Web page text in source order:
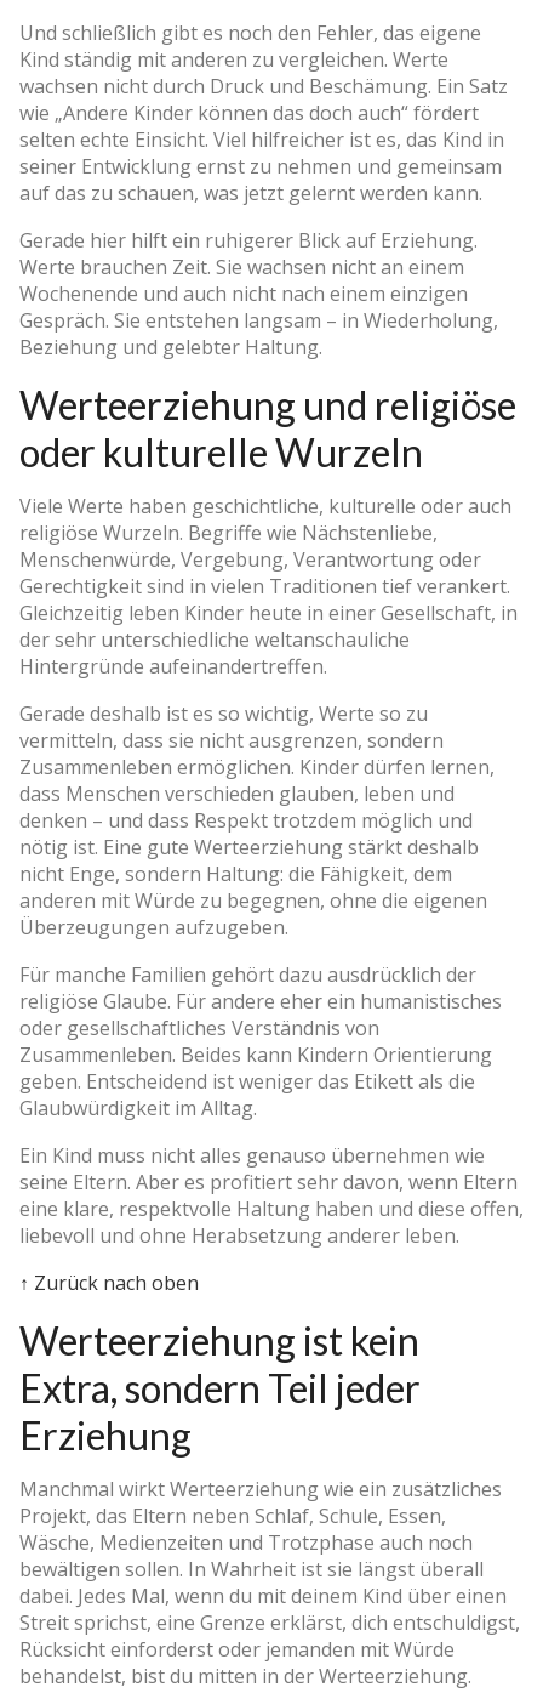
Und schließlich gibt es noch den Fehler, das eigene
Kind ständig mit anderen zu vergleichen. Werte
wachsen nicht durch Druck und Beschämung. Ein Satz
wie „Andere Kinder können das doch auch“ fördert
selten echte Einsicht. Viel hilfreicher ist es, das Kind in
seiner Entwicklung ernst zu nehmen und gemeinsam
auf das zu schauen, was jetzt gelernt werden kann.
Gerade hier hilft ein ruhigerer Blick auf Erziehung.
Werte brauchen Zeit. Sie wachsen nicht an einem
Wochenende und auch nicht nach einem einzigen
Gespräch. Sie entstehen langsam – in Wiederholung,
Beziehung und gelebter Haltung.
Werteerziehung und religiöse
oder kulturelle Wurzeln
Viele Werte haben geschichtliche, kulturelle oder auch
religiöse Wurzeln. Begriffe wie Nächstenliebe,
Menschenwürde, Vergebung, Verantwortung oder
Gerechtigkeit sind in vielen Traditionen tief verankert.
Gleichzeitig leben Kinder heute in einer Gesellschaft, in
der sehr unterschiedliche weltanschauliche
Hintergründe aufeinandertreffen.
Gerade deshalb ist es so wichtig, Werte so zu
vermitteln, dass sie nicht ausgrenzen, sondern
Zusammenleben ermöglichen. Kinder dürfen lernen,
dass Menschen verschieden glauben, leben und
denken – und dass Respekt trotzdem möglich und
nötig ist. Eine gute Werteerziehung stärkt deshalb
nicht Enge, sondern Haltung: die Fähigkeit, dem
anderen mit Würde zu begegnen, ohne die eigenen
Überzeugungen aufzugeben.
Für manche Familien gehört dazu ausdrücklich der
religiöse Glaube. Für andere eher ein humanistisches
oder gesellschaftliches Verständnis von
Zusammenleben. Beides kann Kindern Orientierung
geben. Entscheidend ist weniger das Etikett als die
Glaubwürdigkeit im Alltag.
Ein Kind muss nicht alles genauso übernehmen wie
seine Eltern. Aber es profitiert sehr davon, wenn Eltern
eine klare, respektvolle Haltung haben und diese offen,
liebevoll und ohne Herabsetzung anderer leben.
↑ Zurück nach oben
Werteerziehung ist kein
Extra, sondern Teil jeder
Erziehung
Manchmal wirkt Werteerziehung wie ein zusätzliches
Projekt, das Eltern neben Schlaf, Schule, Essen,
Wäsche, Medienzeiten und Trotzphase auch noch
bewältigen sollen. In Wahrheit ist sie längst überall
dabei. Jedes Mal, wenn du mit deinem Kind über einen
Streit sprichst, eine Grenze erklärst, dich entschuldigst,
Rücksicht einforderst oder jemanden mit Würde
behandelst, bist du mitten in der Werteerziehung.